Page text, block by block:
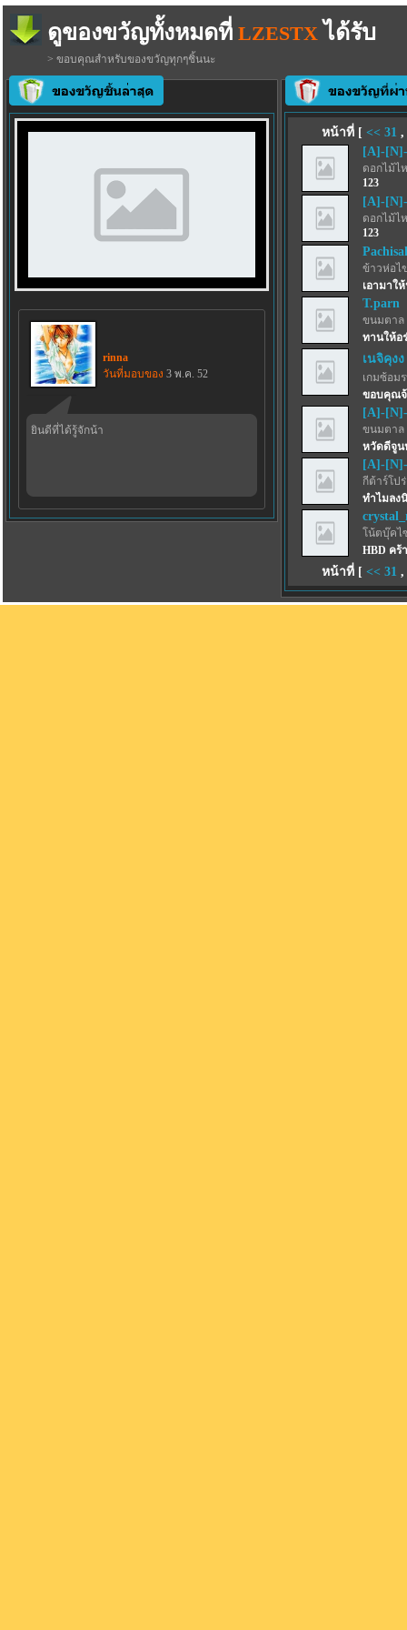
ดูของขวัญทั้งหมดที่ LZESTX ได้รับ
> ขอบคุณสำหรับของขวัญทุกๆชิ้นนะ
rinna
วันที่มอบของ 3 พ.ค. 52
ยินดีที่ได้รู้จักน้า
หน้าที่ [ << 31 ,
[A]-
ดอกไม้ไ
123
[A]-
ดอกไม้ไ
123
ข้าวห่อไ
เอามาใ
T.parn
ขนมตาล
ทานให้อ
เนจิคุงง
เกมซ้อม
ขอบคุณ
[A]-
ขนมตาล
หวัดดีจูน
[A]-
กีต้าร์โป
ทำไมลง
โน้ตบุ๊คไ
HBD คร้
หน้าที่ [ << 31 ,